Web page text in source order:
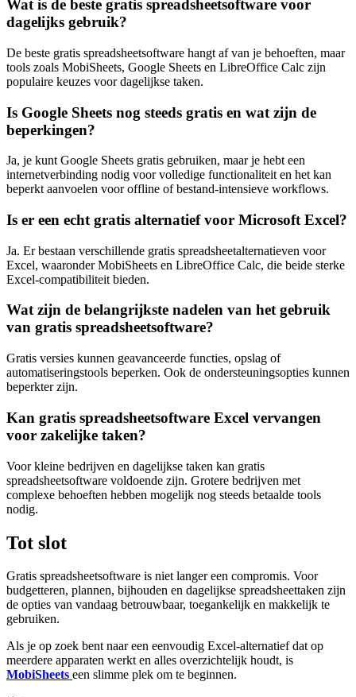
Wat is de beste gratis spreadsheetsoftware voor
dagelijks gebruik?
De beste gratis spreadsheetsoftware hangt af van je behoeften, maar
tools zoals MobiSheets, Google Sheets en LibreOffice Calc zijn
populaire keuzes voor dagelijkse taken.
Is Google Sheets nog steeds gratis en wat zijn de
beperkingen?
Ja, je kunt Google Sheets gratis gebruiken, maar je hebt een
internetverbinding nodig voor volledige functionaliteit en het kan
beperkt aanvoelen voor offline of bestand-intensieve workflows.
Is er een echt gratis alternatief voor Microsoft Excel?
Ja. Er bestaan verschillende gratis spreadsheetalternatieven voor
Excel, waaronder MobiSheets en LibreOffice Calc, die beide sterke
Excel-compatibiliteit bieden.
Wat zijn de belangrijkste nadelen van het gebruik
van gratis spreadsheetsoftware?
Gratis versies kunnen geavanceerde functies, opslag of
automatiseringstools beperken. Ook de ondersteuningsopties kunnen
beperkter zijn.
Kan gratis spreadsheetsoftware Excel vervangen
voor zakelijke taken?
Voor kleine bedrijven en dagelijkse taken kan gratis
spreadsheetsoftware voldoende zijn. Grotere bedrijven met
complexe behoeften hebben mogelijk nog steeds betaalde tools
nodig.
Tot slot
Gratis spreadsheetsoftware is niet langer een compromis. Voor
budgetteren, plannen, bijhouden en dagelijkse spreadsheettaken zijn
de opties van vandaag betrouwbaar, toegankelijk en makkelijk te
gebruiken.
Als je op zoek bent naar een eenvoudig Excel-alternatief dat op
meerdere apparaten werkt en alles overzichtelijk houdt, is
MobiSheets een slimme plek om te beginnen.